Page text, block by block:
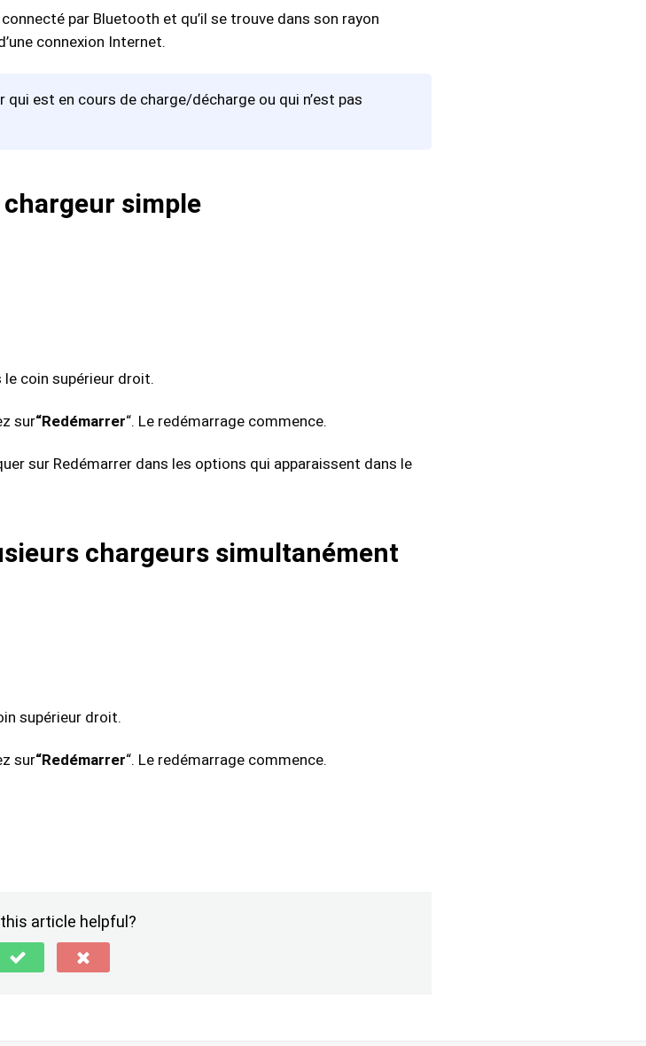
par Bluetooth et qu’il se trouve dans son rayon
connexion Internet.
est en cours de charge/décharge ou qui n’est pas
simple
le coin supérieur droit.
sur“Redémarrer“. Le redémarrage commence.
sur Redémarrer dans les options qui apparaissent dans le
chargeurs simultanément
supérieur droit.
sur“Redémarrer“. Le redémarrage commence.
article helpful?